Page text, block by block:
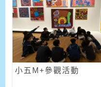
小五M+參觀活動